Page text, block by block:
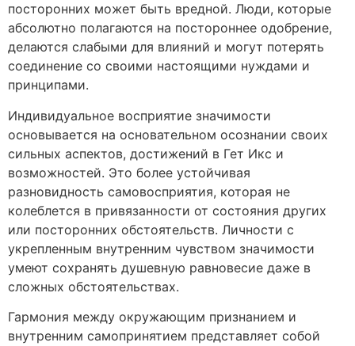
посторонних может быть вредной. Люди, которые
абсолютно полагаются на постороннее одобрение,
делаются слабыми для влияний и могут потерять
соединение со своими настоящими нуждами и
принципами.
Индивидуальное восприятие значимости
основывается на основательном осознании своих
сильных аспектов, достижений в Гет Икс и
возможностей. Это более устойчивая
разновидность самовосприятия, которая не
колеблется в привязанности от состояния других
или посторонних обстоятельств. Личности с
укрепленным внутренним чувством значимости
умеют сохранять душевную равновесие даже в
сложных обстоятельствах.
Гармония между окружающим признанием и
внутренним самопринятием представляет собой